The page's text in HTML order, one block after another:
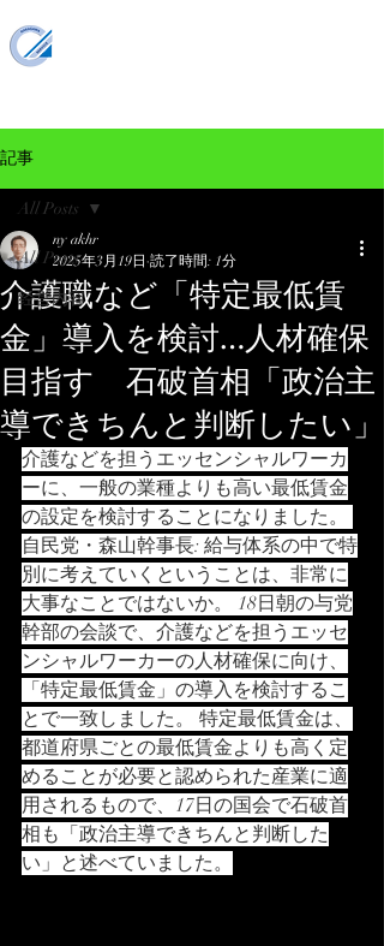
記事
All Posts
经営内容
All Posts
介護職など「特定最低賃
金」導入を検討…人材確保
目指す 石破首相「政治主
導できちんと判断したい」
ny akhr
2025年3月19日 読了時間: 1分
介護などを担うエッセンシャルワーカ
ーに、一般の業種よりも高い最低賃金
の設定を検討することになりました。
自民党・森山幹事長: 給与体系の中で特
別に考えていくということは、非常に
大事なことではないか。 18日朝の与党
幹部の会談で、介護などを担うエッセ
ンシャルワーカーの人材確保に向け、
「特定最低賃金」の導入を検討するこ
とで一致しました。 特定最低賃金は、
都道府県ごとの最低賃金よりも高く定
めることが必要と認められた産業に適
用されるもので、17日の国会で石破首
相も「政治主導できちんと判断した
い」と述べていました。